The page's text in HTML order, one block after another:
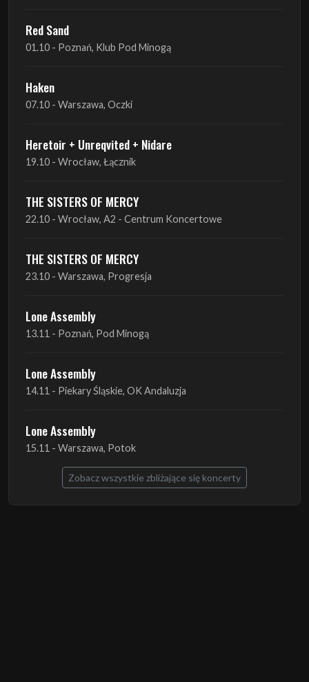
Haken
Heretoir + Unreqvited + Nidare
THE SISTERS OF MERCY
22.10 - Wrocław, A2 - Centrum Koncertowe
THE SISTERS OF MERCY
Lone Assembly
Lone Assembly
14.11 - Piekary Śląskie, OK Andaluzja
Lone Assembly
15.11 - Warszawa, Potok